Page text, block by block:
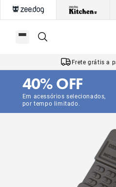
Frete grátis a
Em acessórios selecionados,
por tempo limitado.
40% OFF